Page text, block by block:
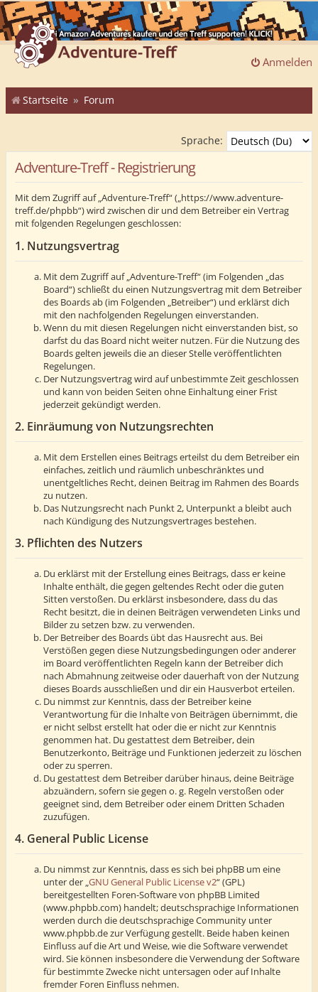
Anmelden
Startseite Forum
Sprache:
Adventure-Treff - Registrierung
Mit dem Zugriff auf „Adventure-Treff“ („https://www.adventure-
treff.de/phpbb“) wird zwischen dir und dem Betreiber ein Vertrag
mit folgenden Regelungen geschlossen:
1. Nutzungsvertrag
Mit dem Zugriff auf „Adventure-Treff“ (im Folgenden „das
Board“) schließt du einen Nutzungsvertrag mit dem Betreiber
des Boards ab (im Folgenden „Betreiber“) und erklärst dich
mit den nachfolgenden Regelungen einverstanden.
Wenn du mit diesen Regelungen nicht einverstanden bist, so
darfst du das Board nicht weiter nutzen. Für die Nutzung des
Boards gelten jeweils die an dieser Stelle veröffentlichten
Regelungen.
Der Nutzungsvertrag wird auf unbestimmte Zeit geschlossen
und kann von beiden Seiten ohne Einhaltung einer Frist
jederzeit gekündigt werden.
2. Einräumung von Nutzungsrechten
Mit dem Erstellen eines Beitrags erteilst du dem Betreiber ein
einfaches, zeitlich und räumlich unbeschränktes und
unentgeltliches Recht, deinen Beitrag im Rahmen des Boards
zu nutzen.
Das Nutzungsrecht nach Punkt 2, Unterpunkt a bleibt auch
nach Kündigung des Nutzungsvertrages bestehen.
3. Pflichten des Nutzers
Du erklärst mit der Erstellung eines Beitrags, dass er keine
Inhalte enthält, die gegen geltendes Recht oder die guten
Sitten verstoßen. Du erklärst insbesondere, dass du das
Recht besitzt, die in deinen Beiträgen verwendeten Links und
Bilder zu setzen bzw. zu verwenden.
Der Betreiber des Boards übt das Hausrecht aus. Bei
Verstößen gegen diese Nutzungsbedingungen oder anderer
im Board veröffentlichten Regeln kann der Betreiber dich
nach Abmahnung zeitweise oder dauerhaft von der Nutzung
dieses Boards ausschließen und dir ein Hausverbot erteilen.
Du nimmst zur Kenntnis, dass der Betreiber keine
Verantwortung für die Inhalte von Beiträgen übernimmt, die
er nicht selbst erstellt hat oder die er nicht zur Kenntnis
genommen hat. Du gestattest dem Betreiber, dein
Benutzerkonto, Beiträge und Funktionen jederzeit zu löschen
oder zu sperren.
Du gestattest dem Betreiber darüber hinaus, deine Beiträge
abzuändern, sofern sie gegen o. g. Regeln verstoßen oder
geeignet sind, dem Betreiber oder einem Dritten Schaden
zuzufügen.
4. General Public License
Du nimmst zur Kenntnis, dass es sich bei phpBB um eine
unter der „GNU General Public License v2“ (GPL)
bereitgestellten Foren-Software von phpBB Limited
(www.phpbb.com) handelt; deutschsprachige Informationen
werden durch die deutschsprachige Community unter
www.phpbb.de zur Verfügung gestellt. Beide haben keinen
Einfluss auf die Art und Weise, wie die Software verwendet
wird. Sie können insbesondere die Verwendung der Software
für bestimmte Zwecke nicht untersagen oder auf Inhalte
fremder Foren Einfluss nehmen.